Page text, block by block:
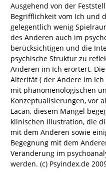
Ausgehend von der
Begrifflichkeit vom Ich und
gelegentlich wenig
des Anderen auch im
berücksichtigen und die
psychische Struktur zu
Anderen im Ich erörtert.
Alterität ( der Andere im
mit phänomenologischen
Konzeptualisierungen, vor
Lacan, diesem Mangel
klinischen Illustration, die
mit dem Anderen sowie
Begegnung mit dem
Veränderung im
werden. (c) Psyindex.de